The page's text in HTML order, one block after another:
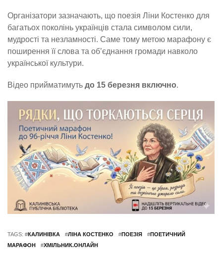
Організатори зазначають, що поезія Ліни Костенко для
багатьох поколінь українців стала символом сили,
мудрості та незламності. Саме тому метою марафону є
поширення її слова та об’єднання громади навколо
української культури.
Відео прийматимуть до 15 березня включно.
TAGS: #КАЛИНІВКА #ЛІНА КОСТЕНКО #ПОЕЗІЯ #ПОЕТИЧНИЙ
МАРАФОН
#ХМІЛЬНИК.ОНЛАЙН